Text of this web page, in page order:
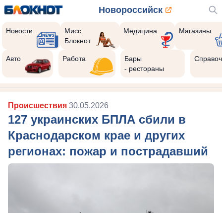
Новороссийск
Новости
Мисс
Блокнот
Медицина Магазины
Авто Работа
Бары
- рестораны
Происшествия 30.05.2026
127 украинских БПЛА сбили в
Краснодарском крае и других
регионах: пожар и пострадавший